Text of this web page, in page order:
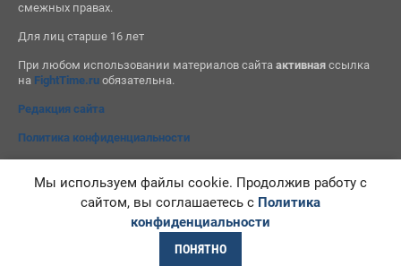
смежных правах.
Для лиц старше 16 лет
При любом использовании материалов сайта активнаяссылка
на FightTime.ruобязательна.
Редакция сайта
Политика конфиденциальности
Мы используем файлы cookie. Продолжив работу с
сайтом, вы соглашаетесь с Политика
конфиденциальности
ПОНЯТНО